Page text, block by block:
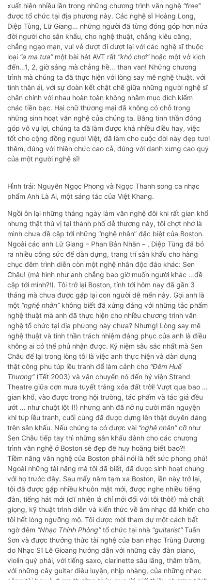
xuất hiện nhiều lần trong những chương trình văn nghệ “free”
được tổ chức tại địa phương này. Các nghệ sĩ Hoàng Long,
Diệp Tùng, Lữ Giang… những người đã từng đóng góp hơn nửa
đời người cho sân khấu, cho nghệ thuật, chẳng kiêu căng,
chẳng ngạo mạn, vui vẻ dượt đi dượt lại với các nghệ sĩ thuộc
loại “a ma tưa”một bài hát AVT rất “khó chơi”hoặc một vở kịch
đến…1, 2, giờ sáng mà chẳng hề… than van! Những chương
trình mà chúng ta đã thực hiện với lòng say mê nghệ thuật, với
tình thân ái, với sự đoàn kết chặt chẽ giữa những người nghệ sĩ
chân chính với nhau hoàn toàn không nhằm mục đích kiếm
chác tiền bạc. Hai chữ thương mại đã không có chỗ trong
những sinh hoạt văn nghệ của chúng ta. Bằng tinh thần đóng
góp vô vụ lợi, chúng ta đã làm được khá nhiều điều hay, việc
tốt cho cộng đồng người Việt, đã làm cho cuộc đời này đẹp tươi
thêm, đúng với thiên chức cao cả, đúng với danh xưng cao quý
của một người nghệ sĩ!
Hình trái: Nguyễn Ngọc Phong và Ngọc Thanh song ca nhạc
phẩm Anh Là Ai, một sáng tác của Việt Khang.
Ngồi ôn lại những tháng ngày làm văn nghệ đôi khi rất gian khổ
nhưng thật thú vị tại thành phố dễ thương này, tôi chợt nhớ là
mình chưa đề cập tới những “nghệ nhân” đặc biệt của Boston.
Ngoài các anh Lữ Giang – Phan Bản Nhãn – , Diệp Tùng đã bỏ
ra nhiều công sức để dàn dựng, trang trí sân khấu cho hàng
chục đêm trình diễn còn một nghệ nhân độc đáo khác: Sen
Châu! (mà hình như anh chẳng bao giờ muốn người khác …đề
cập tới mình?!). Tôi trở lại Boston, tính tới hôm nay đã gần 3
tháng mà chưa được gặp lại con người dễ mến này. Gọi anh là
một “nghệ nhân”không biết đã xứng đáng với những tác phẩm
nghệ thuật mà anh đã thực hiện cho nhiều chương trình văn
nghệ tổ chức tại địa phương này chưa? Nhưng! Lòng say mê
nghệ thuật và tinh thần trách nhiệm đáng phục của anh là điều
không ai có thể phủ nhận được. Kỷ niệm sâu sắc nhất mà Sen
Châu để lại trong lòng tôi là việc anh thực hiện và dàn dựng
thật công phu túp lều tranh để làm cảnh cho “Đêm Huế
Thương”(Tết 2003) và vận chuyển nó đến hý viện Strand
Theatre giữa cơn mưa tuyết trắng xóa đất trời! Vượt qua bao …
gian khổ, vào được trong hội trường, tác phẩm và tác giả đều
ướt … như chuột lột (!) nhưng anh đã nở nụ cười mãn nguyện
khi túp lều tranh, cuối cùng đã được dựng lên thật duyên dáng
trên sân khấu. Nếu chúng ta có được vài “nghệ nhân”cỡ như
Sen Châu tiếp tay thì những sân khấu dành cho các chương
trình văn nghệ ở Boston sẽ đẹp đẽ huy hoàng biết bao?!
Tiềm năng văn nghệ của Boston phải nói là hết sức phong phú!
Ngoài những tài năng mà tôi đã biết, đã được sinh hoạt chung
với họ trước đây. Sau mấy năm tạm xa Boston, lần này trở lại,
tôi đã được gặp nhiều khuôn mặt mới, được nghe nhiều tiếng
đàn, tiếng hát mới (dĩ nhiên là chỉ mới đối với tôi thôi!) mà chất
giọng, kỹ thuật trình diễn và kiến thức về âm nhạc đã khiến cho
tôi hết lòng ngưỡng mộ. Tôi được mời tham dự một cách bất
ngờ đêm “Nhạc Thính Phòng”tổ chức tại nhà “guitarist”Tuấn
Sơn và được thưởng thức tài nghệ của ban nhạc Trùng Dương
do Nhạc Sĩ Lê Gioang hướng dẫn với những cây đàn piano,
violin quý phái, với tiếng saxo, clarinette sâu lắng, thâm trầm,
với những cây guitar điêu luyện, nhịp nhàng, của những nhạc